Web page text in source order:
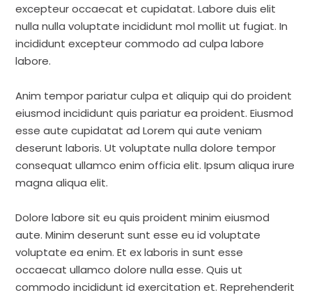
excepteur occaecat et cupidatat. Labore duis elit
nulla nulla voluptate incididunt mol mollit ut fugiat. In
incididunt excepteur commodo ad culpa labore
labore.
Anim tempor pariatur culpa et aliquip qui do proident
eiusmod incididunt quis pariatur ea proident. Eiusmod
esse aute cupidatat ad Lorem qui aute veniam
deserunt laboris. Ut voluptate nulla dolore tempor
consequat ullamco enim officia elit. Ipsum aliqua irure
magna aliqua elit.
Dolore labore sit eu quis proident minim eiusmod
aute. Minim deserunt sunt esse eu id voluptate
voluptate ea enim. Et ex laboris in sunt esse
occaecat ullamco dolore nulla esse. Quis ut
commodo incididunt id exercitation et. Reprehenderit